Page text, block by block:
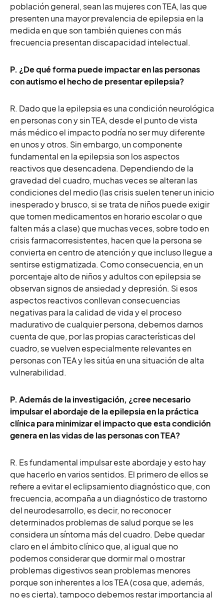
población general, sean las mujeres con TEA, las que
presenten una mayor prevalencia de epilepsia en la
medida en que son también quienes con más
frecuencia presentan discapacidad intelectual.
P. ¿De qué forma puede impactar en las personas
con autismo el hecho de presentar epilepsia?
R. Dado que la epilepsia es una condición neurológica
en personas con y sin TEA, desde el punto de vista
más médico el impacto podría no ser muy diferente
en unos y otros. Sin embargo, un componente
fundamental en la epilepsia son los aspectos
reactivos que desencadena. Dependiendo de la
gravedad del cuadro, muchas veces se alteran las
condiciones del medio (las crisis suelen tener un inicio
inesperado y brusco, si se trata de niños puede exigir
que tomen medicamentos en horario escolar o que
falten más a clase) que muchas veces, sobre todo en
crisis farmacorresistentes, hacen que la persona se
convierta en centro de atención y que incluso llegue a
sentirse estigmatizada. Como consecuencia, en un
porcentaje alto de niños y adultos con epilepsia se
observan signos de ansiedad y depresión. Si esos
aspectos reactivos conllevan consecuencias
negativas para la calidad de vida y el proceso
madurativo de cualquier persona, debemos darnos
cuenta de que, por las propias características del
cuadro, se vuelven especialmente relevantes en
personas con TEA y les sitúa en una situación de alta
vulnerabilidad.
P. Además de la investigación, ¿cree necesario
impulsar el abordaje de la epilepsia en la práctica
clínica para minimizar el impacto que esta condición
genera en las vidas de las personas con TEA?
R. Es fundamental impulsar este abordaje y esto hay
que hacerlo en varios sentidos. El primero de ellos se
refiere a evitar el eclipsamiento diagnóstico que, con
frecuencia, acompaña a un diagnóstico de trastorno
del neurodesarrollo, es decir, no reconocer
determinados problemas de salud porque se les
considera un síntoma más del cuadro. Debe quedar
claro en el ámbito clínico que, al igual que no
podemos considerar que dormir mal o mostrar
problemas digestivos sean problemas menores
porque son inherentes a los TEA (cosa que, además,
no es cierta), tampoco debemos restar importancia al